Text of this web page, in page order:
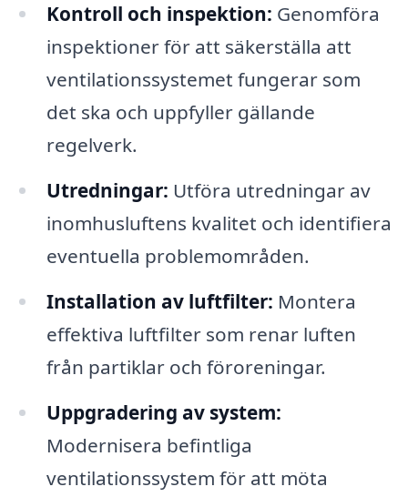
Kontroll och inspektion: Genomföra
inspektioner för att säkerställa att
ventilationssystemet fungerar som
det ska och uppfyller gällande
regelverk.
Utredningar: Utföra utredningar av
inomhusluftens kvalitet och identifiera
eventuella problemområden.
Installation av luftfilter: Montera
effektiva luftfilter som renar luften
från partiklar och föroreningar.
Uppgradering av system:
Modernisera befintliga
ventilationssystem för att möta